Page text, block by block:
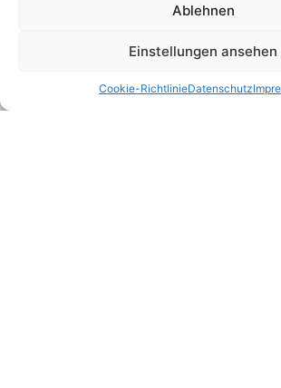
Ablehnen
Einstellungen ansehen
Cookie-RichtlinieDatenschutz